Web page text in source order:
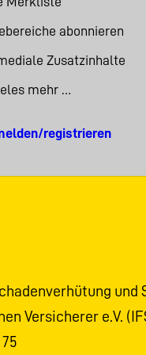
abonnieren
Zusatzinhalte
mehr …
registrieren
und
Versicherer e.V.